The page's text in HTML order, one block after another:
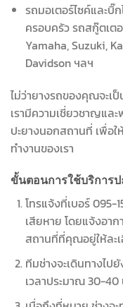
รถมอเตอร์ไซค์และบิ๊
ครอบครัว รถสกู๊ตเต
Yamaha, Suzuki,
Davidson ฯลฯ
ไม่ว่ายางรถของคุณจะเ
เรามีความเชี่ยวชาญแล
ปะยางนอกสถานที่ เพื่อ
ทำงานของเรา
ขั้นตอนการใช้บริการ
โทรแจ้งที่เบอร์
เสียหาย โดยแจ้งอา
สถานที่ที่คุณอยู่ให้ละ
ทีมช่างจะเดินทางไป
เวลาประมาณ 30-40